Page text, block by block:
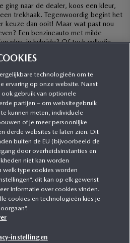
ging naar de dealer, koos een kleur,
trekhaak. Tegenwoordig begint het
keuze dan ooit! Maar wat past nou
Een benzineauto met milde
plug-in hybride? Of toch volledig
VOLGEN
technologieën om te
ervaring op onze website. Naast
gebruik van optionele
partijen – om websitegebruik
kunnen meten, individuele
of je meer persoonlijke
derde websites te laten zien. Dit
buiten de EU (bijvoorbeeld de
door overheidsinstanties en
niet kan worden
welk type cookies worden
dit kan op elk gewenst
informatie over cookies vinden.
cookies en technologieën kies je
instellingen